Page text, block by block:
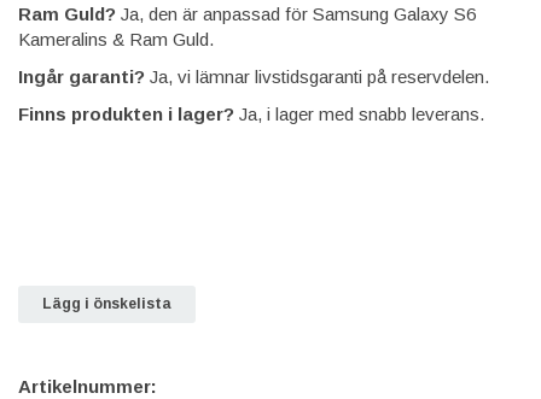
Ram Guld? Ja, den är anpassad för Samsung Galaxy S6
Kameralins & Ram Guld.
Ingår garanti? Ja, vi lämnar livstidsgaranti på reservdelen.
Finns produkten i lager? Ja, i lager med snabb leverans.
Lägg i önskelista
Artikelnummer: